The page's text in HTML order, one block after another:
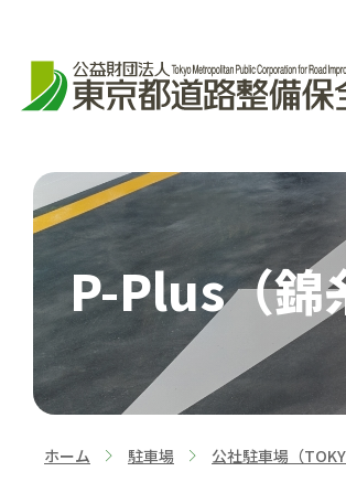
P-Plus（錦
ホーム
駐車場
公社駐車場（